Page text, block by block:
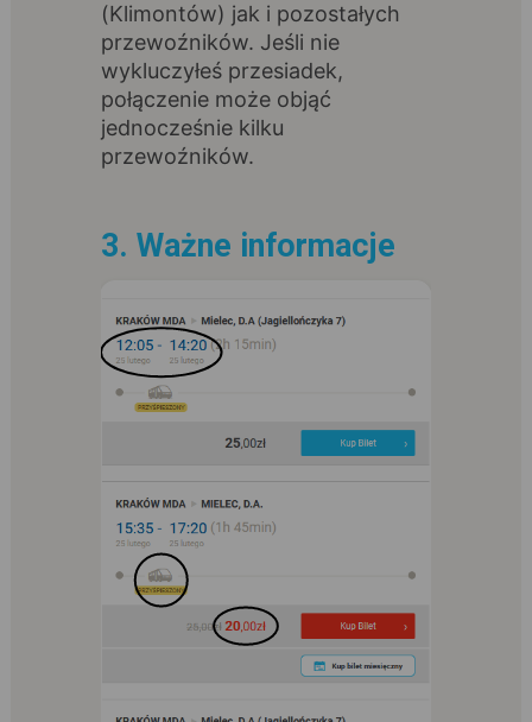
(Klimontów) jak i pozostałych
przewoźników. Jeśli nie
wykluczyłeś przesiadek,
połączenie może objąć
jednocześnie kilku
przewoźników.
3. Ważne informacje